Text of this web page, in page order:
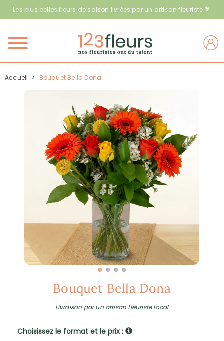
Les plus belles fleurs de saison livrées par un artisan fleuriste 💐
Menu
Accueil > Bouquet Bella Dona
Bouquet Bella Dona
Livraison par un artisan fleuriste local
Choisissez le format et le prix :